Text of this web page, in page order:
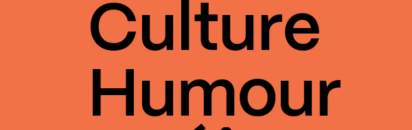
Culture
Humour